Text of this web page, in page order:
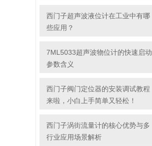
西门子超声波液位计在工业中有哪
些应用？
7ML5033超声波物位计的快速启动
参数含义
西门子阀门定位器的安装调试教程
来啦，小白上手简单又轻松！
西门子涡街流量计的核心优势与多
行业应用场景解析